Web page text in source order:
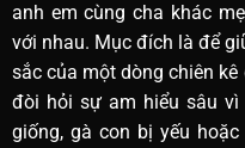
anh em cùng cha khác
với nhau. Mục đích là để
sắc của một dòng chiên
đòi hỏi sự am hiểu sâu
giống, gà con bị yếu